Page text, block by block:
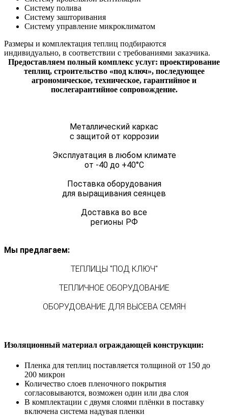
Систему полива
Систему зашторивания
Систему управление микроклиматом
Размеры и комплектация теплиц подбираются
индивидуально, в соответствии с требованиями заказчика.
Предоставляем полный комплекс услуг: проектирование
теплиц, строительство «под ключ», последующее
агрономическое, техническое, гарантийное и
послегарантийное сопровождение.
Металлический каркас
с защитой от коррозии
Эксплуатация в любом климате
от -40 до +40°C
Поставка оборудования
для выращивания сеянцев
Доставка во все
регионы РФ
Мы предлагаем:
ТЕПЛИЦЫ "ПОД КЛЮЧ"
ТЕПЛИЧНОЕ ОБОРУДОВАНИЕ
ОБОРУДОВАНИЕ ДЛЯ ВЫСЕВА СЕМЯН
Изоляционный материал ограждающей конструкции:
Пленка для теплиц поставляется толщиной от 150 до
200 микрон
Количество слоев пленочного покрытия
согласовываются, возможен один или два слоя
В комплектации с двумя слоями плёнки в поставку
включена система надувая пленки